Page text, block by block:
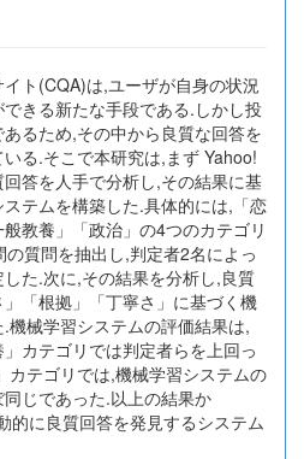
ト(CQA)は,ユーザが自身の状況
きる新たな手段である.しかし投
るため,その中から良質な回答を
る.そこで本研究は,まず Yahoo!
答を人手で分析し,その結果に基
テムを構築した.具体的には,「恋
教養」「政治」の4つのカテゴリ
質問を抽出し,判定者2名によっ
た.次に,その結果を分析し,良質
「根拠」「丁寧さ」に基づく機
機械学習システムの評価結果は,
」カテゴリでは判定者らを上回っ
カテゴリでは,機械学習システムの
じであった.以上の結果か
的に良質回答を発見するシステム